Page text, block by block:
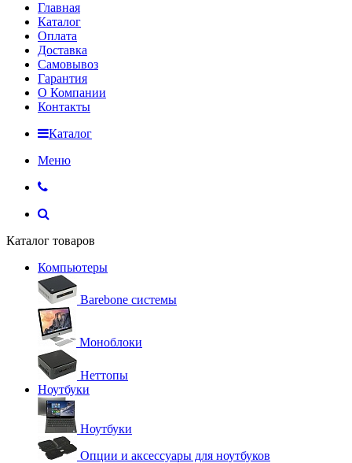
Главная
Каталог
Оплата
Доставка
Самовывоз
Гарантия
О Компании
Контакты
Каталог
Меню
Каталог товаров
Компьютеры
Barebone системы
Моноблоки
Неттопы
Ноутбуки
Ноутбуки
Опции и аксессуары для ноутбуков